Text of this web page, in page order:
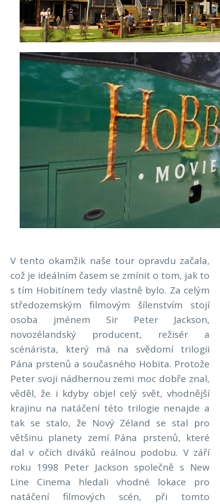
V tento okamžik naše tour opravdu začala,
což je ideálním časem se zmínit o tom, jak to
s tím Hobitínem tedy vlastně bylo. Za celým
středozemským filmovým šílenstvím stojí
osoba jménem Sir Peter Jackson,
novozélandský producent, režisér a
scénárista, který má na svědomí trilogii
Pána prstenů a současného Hobita. Protože
Peter svoji nádhernou zemi moc dobře znal,
věděl, že i kdyby objel celý svět, vhodnější
krajinu na natáčení této trilogie nenajde a
tak se stalo, že Nový Zéland se stal pro
většinu planety zemí Pána prstenů, které
dal v očích diváků reálnou podobu. V září
roku 1998 Peter Jackson společně s New
Line Cinema hledali vhodné lokace pro
natáčení filmových scén, při tomto